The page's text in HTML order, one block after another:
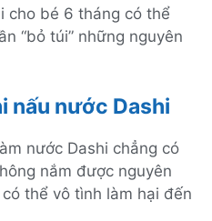
cho bé 6 tháng có thể
“bỏ túi” những nguyên
nấu nước Dashi
nước Dashi chẳng có
nắm được nguyên
thể vô tình làm hại đến